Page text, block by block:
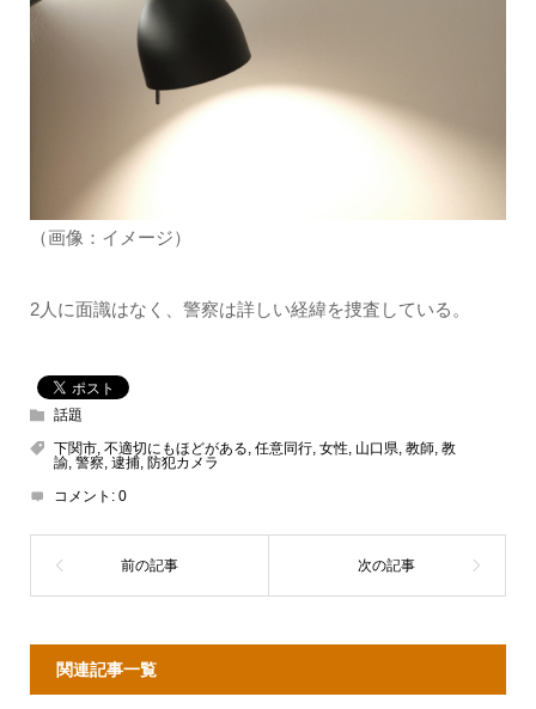
（画像：イメージ）
2人に面識はなく、警察は詳しい経緯を捜査している。
話題
下関市, 不適切にもほどがある, 任意同行, 女性, 山口県, 教師, 教
諭, 警察, 逮捕, 防犯カメラ
コメント: 0
関連記事一覧